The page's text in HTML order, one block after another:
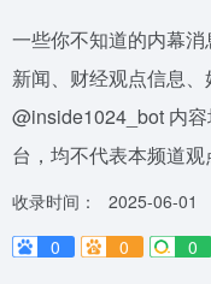
一些你不知道的内幕
新闻、财经观点信息、
@inside1024_bot 内
台，均不代表本频道观
收录时间：
2025-06-01
0
0 0